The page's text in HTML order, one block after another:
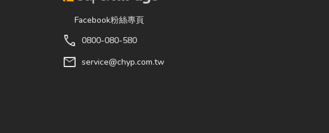
Facebook粉絲專頁
call 0800-080-580
mail service@chyp.com.tw